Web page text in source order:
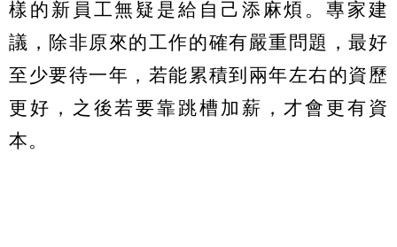
樣的新員工無疑是給自己添麻煩。專家建
議，除非原來的工作的確有嚴重問題，最好
至少要待一年，若能累積到兩年左右的資歷
更好，之後若要靠跳槽加薪，才會更有資
本。